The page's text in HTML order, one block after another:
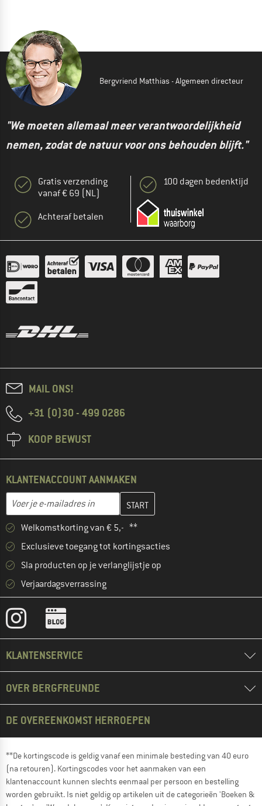
Bergvriend Matthias - Algemeen directeur
"We moeten allemaal meer verantwoordelijkheid
nemen, zodat de natuur voor ons behouden blijft."
Gratis verzending
vanaf € 69 (NL)
Achteraf betalen
100 dagen bedenktijd
MAIL ONS!
+31 (0)30 - 499 0286
KOOP BEWUST
KLANTENACCOUNT AANMAKEN
E-mailadres
Vul je e-mailadres hier in en maak in de volgende stap je
Welkomstkorting van € 5,- **
Exclusieve toegang tot kortingsacties
Sla producten op je verlanglijstje op
Verjaardagsverrassing
KLANTENSERVICE
OVER BERGFREUNDE
DE OVEREENKOMST HERROEPEN
**De kortingscode is geldig vanaf een minimale besteding van 40 euro
(na retouren). Kortingscodes voor het aanmaken van een
klantenaccount kunnen slechts eenmaal per persoon en bestelling
worden gebruikt. Is niet geldig op artikelen uit de categorieën 'Boeken &